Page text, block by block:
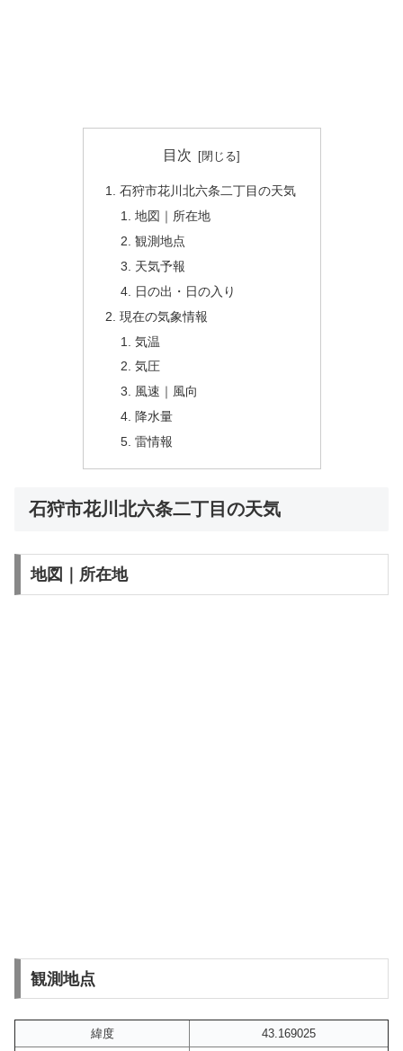
目次
石狩市花川北六条二丁目の天気
地図｜所在地
観測地点
天気予報
日の出・日の入り
現在の気象情報
気温
気圧
風速｜風向
降水量
雷情報
石狩市花川北六条二丁目の天気
地図｜所在地
観測地点
緯度 43.169025